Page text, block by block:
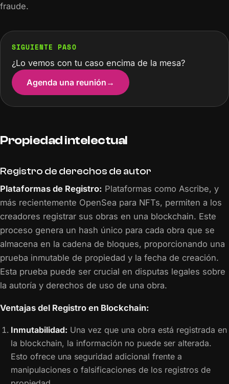
fraude.
SIGUIENTE PASO
¿Lo vemos con tu caso encima de la mesa?
Agenda una reunión →
Propiedad intelectual
Registro de derechos de autor
Plataformas de Registro: Plataformas como Ascribe, y
más recientemente OpenSea para NFTs, permiten a los
creadores registrar sus obras en una blockchain. Este
proceso genera un hash único para cada obra que se
almacena en la cadena de bloques, proporcionando una
prueba inmutable de propiedad y la fecha de creación.
Esta prueba puede ser crucial en disputas legales sobre
la autoría y derechos de uso de una obra.
Ventajas del Registro en Blockchain:
Inmutabilidad: Una vez que una obra está registrada en
la blockchain, la información no puede ser alterada.
Esto ofrece una seguridad adicional frente a
manipulaciones o falsificaciones de los registros de